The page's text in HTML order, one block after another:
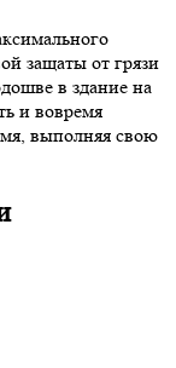
защаты от грязи
в здание на
и вовремя
выполняя свою